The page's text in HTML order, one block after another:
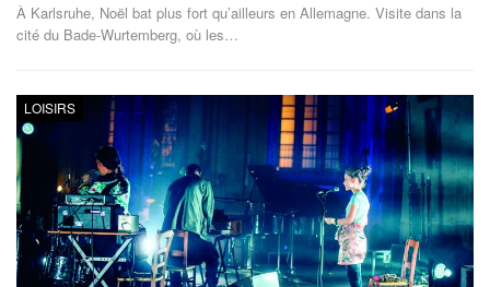
À Karlsruhe, Noël bat plus fort qu’ailleurs en Allemagne. Visite dans la
cité du Bade-Wurtemberg, où les…
LOISIRS